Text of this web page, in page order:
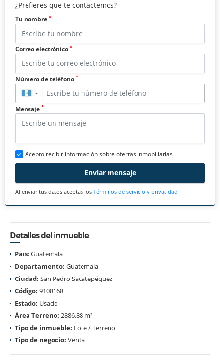
¿Prefieres que te contactemos?
Tu nombre *
Correo electrónico *
Número de teléfono *
▼
Mensaje *
Acepto recibir información sobre ofertas inmobiliarias
Enviar mensaje
Al enviar tus datos aceptas los Términos de servicio y privacidad
Detalles del inmueble
País: Guatemala
Departamento: Guatemala
Ciudad: San Pedro Sacatepéquez
Código: 9108168
Estado: Usado
Área Terreno: 2886.88 m²
Tipo de inmueble: Lote / Terreno
Tipo de negocio: Venta